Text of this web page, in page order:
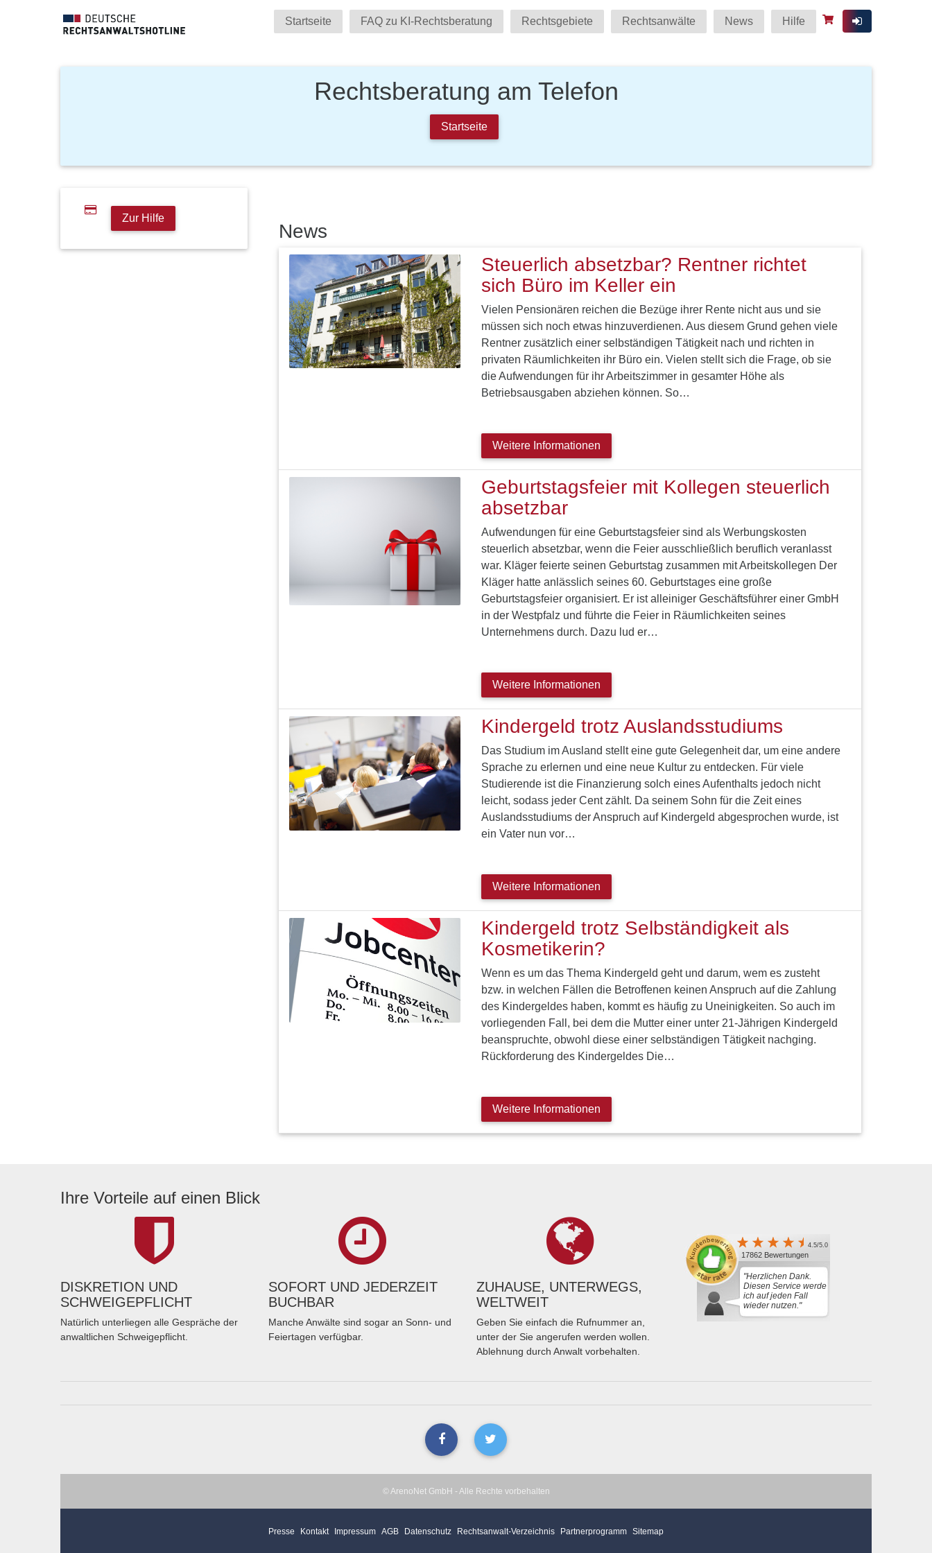
Startseite FAQ zu KI-Rechtsberatung Rechtsgebiete Rechtsanwälte News Hilfe
Rechtsberatung am Telefon
Startseite
Zur Hilfe
News
Steuerlich absetzbar? Rentner richtet
sich Büro im Keller ein
Vielen Pensionären reichen die Bezüge ihrer Rente nicht aus und sie
müssen sich noch etwas hinzuverdienen. Aus diesem Grund gehen viele
Rentner zusätzlich einer selbständigen Tätigkeit nach und richten in
privaten Räumlichkeiten ihr Büro ein. Vielen stellt sich die Frage, ob sie
die Aufwendungen für ihr Arbeitszimmer in gesamter Höhe als
Betriebsausgaben abziehen können. So…
Weitere Informationen
Geburtstagsfeier mit Kollegen steuerlich
absetzbar
Aufwendungen für eine Geburtstagsfeier sind als Werbungskosten
steuerlich absetzbar, wenn die Feier ausschließlich beruflich veranlasst
war. Kläger feierte seinen Geburtstag zusammen mit Arbeitskollegen Der
Kläger hatte anlässlich seines 60. Geburtstages eine große
Geburtstagsfeier organisiert. Er ist alleiniger Geschäftsführer einer GmbH
in der Westpfalz und führte die Feier in Räumlichkeiten seines
Unternehmens durch. Dazu lud er…
Weitere Informationen
Kindergeld trotz Auslandsstudiums
Das Studium im Ausland stellt eine gute Gelegenheit dar, um eine andere
Sprache zu erlernen und eine neue Kultur zu entdecken. Für viele
Studierende ist die Finanzierung solch eines Aufenthalts jedoch nicht
leicht, sodass jeder Cent zählt. Da seinem Sohn für die Zeit eines
Auslandsstudiums der Anspruch auf Kindergeld abgesprochen wurde, ist
ein Vater nun vor…
Weitere Informationen
Kindergeld trotz Selbständigkeit als
Kosmetikerin?
Wenn es um das Thema Kindergeld geht und darum, wem es zusteht
bzw. in welchen Fällen die Betroffenen keinen Anspruch auf die Zahlung
des Kindergeldes haben, kommt es häufig zu Uneinigkeiten. So auch im
vorliegenden Fall, bei dem die Mutter einer unter 21-Jährigen Kindergeld
beanspruchte, obwohl diese einer selbständigen Tätigkeit nachging.
Rückforderung des Kindergeldes Die…
Weitere Informationen
Ihre Vorteile auf einen Blick
DISKRETION UND
SCHWEIGEPFLICHT
Natürlich unterliegen alle Gespräche der
anwaltlichen Schweigepflicht.
SOFORT UND JEDERZEIT
BUCHBAR
Manche Anwälte sind sogar an Sonn- und
Feiertagen verfügbar.
ZUHAUSE, UNTERWEGS,
WELTWEIT
Geben Sie einfach die Rufnummer an,
unter der Sie angerufen werden wollen.
Ablehnung durch Anwalt vorbehalten.
4.5/5.0
17862 Bewertungen
"Herzlichen Dank.
Diesen Service werde
ich auf jeden Fall
wieder nutzen."
© ArenoNet GmbH - Alle Rechte vorbehalten
Presse Kontakt Impressum AGB Datenschutz Rechtsanwalt-Verzeichnis Partnerprogramm Sitemap